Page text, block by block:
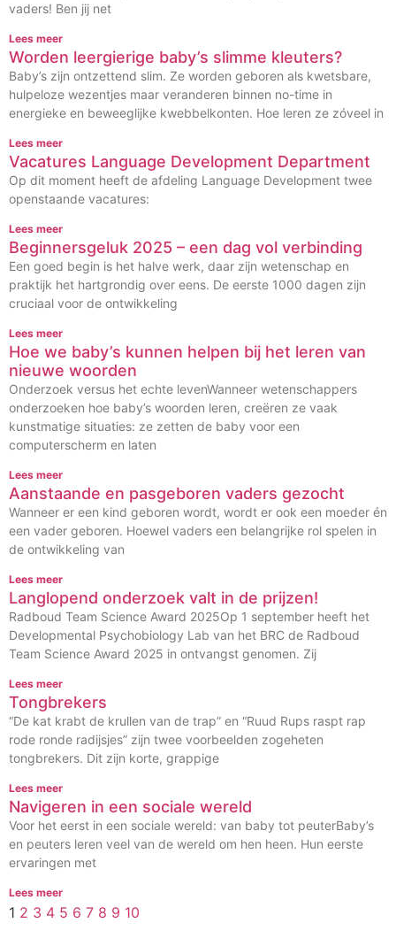
vaders! Ben jij net
Lees meer
Worden leergierige baby’s slimme kleuters?
Baby’s zijn ontzettend slim. Ze worden geboren als kwetsbare,
hulpeloze wezentjes maar veranderen binnen no-time in
energieke en beweeglijke kwebbelkonten. Hoe leren ze zóveel in
Lees meer
Vacatures Language Development Department
Op dit moment heeft de afdeling Language Development twee
openstaande vacatures:
Lees meer
Beginnersgeluk 2025 – een dag vol verbinding
Een goed begin is het halve werk, daar zijn wetenschap en
praktijk het hartgrondig over eens. De eerste 1000 dagen zijn
cruciaal voor de ontwikkeling
Lees meer
Hoe we baby’s kunnen helpen bij het leren van
nieuwe woorden
Onderzoek versus het echte levenWanneer wetenschappers
onderzoeken hoe baby’s woorden leren, creëren ze vaak
kunstmatige situaties: ze zetten de baby voor een
computerscherm en laten
Lees meer
Aanstaande en pasgeboren vaders gezocht
Wanneer er een kind geboren wordt, wordt er ook een moeder én
een vader geboren. Hoewel vaders een belangrijke rol spelen in
de ontwikkeling van
Lees meer
Langlopend onderzoek valt in de prijzen!
Radboud Team Science Award 2025Op 1 september heeft het
Developmental Psychobiology Lab van het BRC de Radboud
Team Science Award 2025 in ontvangst genomen. Zij
Lees meer
Tongbrekers
“De kat krabt de krullen van de trap” en “Ruud Rups raspt rap
rode ronde radijsjes” zijn twee voorbeelden zogeheten
tongbrekers. Dit zijn korte, grappige
Lees meer
Navigeren in een sociale wereld
Voor het eerst in een sociale wereld: van baby tot peuterBaby’s
en peuters leren veel van de wereld om hen heen. Hun eerste
ervaringen met
Lees meer
1 2 3 4 5 6 7 8 9 10